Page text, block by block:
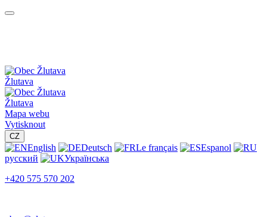
Žlutava
Žlutava
Mapa webu
Vytisknout
CZ
English Deutsch Le français
Espanol
русский
Українська
+420 575 570 202